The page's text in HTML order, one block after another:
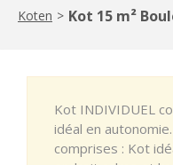
Koten > Kot 15 m²
Kot INDIVIDUEL
idéal en
comprises : Kot